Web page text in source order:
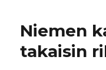
Niemen
takaisin